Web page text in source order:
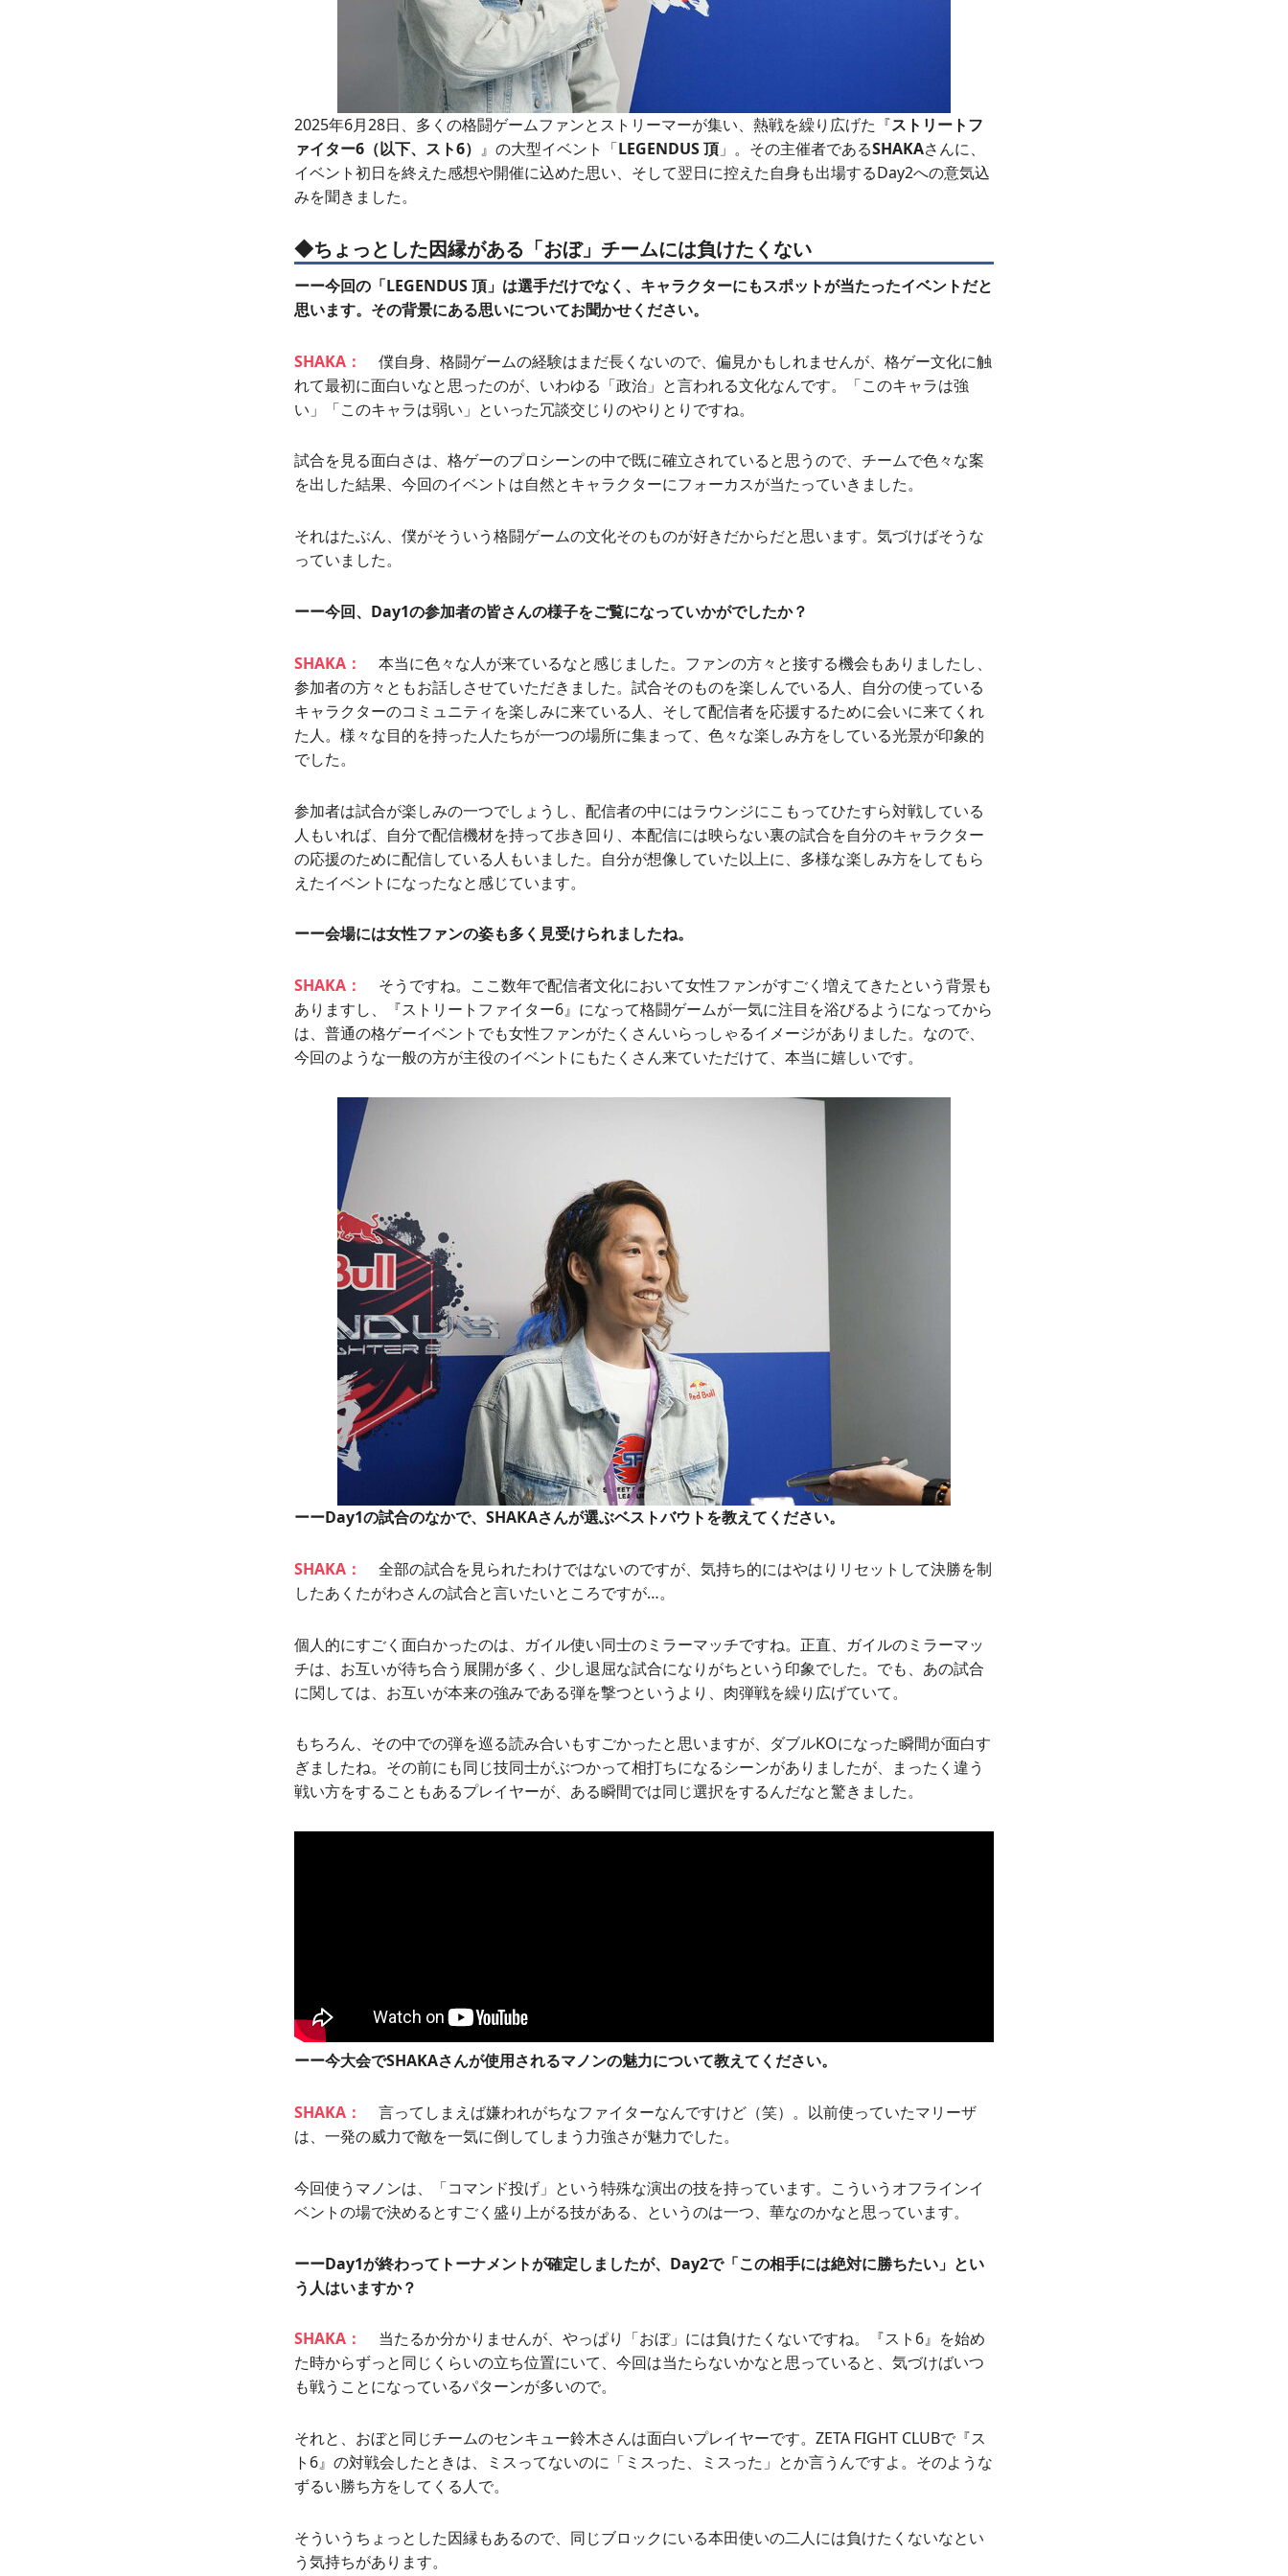
2025年6月28日、多くの格闘ゲームファンとストリーマーが集い、熱戦を繰り広げた『ストリートフ
ァイター6（以下、スト6） 』の大型イベント「LEGENDUS 頂 」。その主催者であるSHAKAさんに、
イベント初日を終えた感想や開催に込めた思い、そして翌日に控えた自身も出場するDay2への意気込
みを聞きました。
◆ちょっとした因縁がある「おぼ」チームには負けたくない
ーー今回の「LEGENDUS 頂」は選手だけでなく、キャラクターにもスポットが当たったイベントだと
思います。その背景にある思いについてお聞かせください。
SHAKA：
僕自身、格闘ゲームの経験はまだ長くないので、偏見かもしれませんが、格ゲー文化に触
れて最初に面白いなと思ったのが、いわゆる「政治」と言われる文化なんです。「このキャラは強
い」「このキャラは弱い」といった冗談交じりのやりとりですね。
試合を見る面白さは、格ゲーのプロシーンの中で既に確立されていると思うので、チームで色々な案
を出した結果、今回のイベントは自然とキャラクターにフォーカスが当たっていきました。
それはたぶん、僕がそういう格闘ゲームの文化そのものが好きだからだと思います。気づけばそうな
っていました。
ーー今回、Day1の参加者の皆さんの様子をご覧になっていかがでしたか？
SHAKA：
本当に色々な人が来ているなと感じました。ファンの方々と接する機会もありましたし、
参加者の方々ともお話しさせていただきました。試合そのものを楽しんでいる人、自分の使っている
キャラクターのコミュニティを楽しみに来ている人、そして配信者を応援するために会いに来てくれ
た人。様々な目的を持った人たちが一つの場所に集まって、色々な楽しみ方をしている光景が印象的
でした。
参加者は試合が楽しみの一つでしょうし、配信者の中にはラウンジにこもってひたすら対戦している
人もいれば、自分で配信機材を持って歩き回り、本配信には映らない裏の試合を自分のキャラクター
の応援のために配信している人もいました。自分が想像していた以上に、多様な楽しみ方をしてもら
えたイベントになったなと感じています。
ーー会場には女性ファンの姿も多く見受けられましたね。
SHAKA：
そうですね。ここ数年で配信者文化において女性ファンがすごく増えてきたという背景も
ありますし、『ストリートファイター6』になって格闘ゲームが一気に注目を浴びるようになってから
は、普通の格ゲーイベントでも女性ファンがたくさんいらっしゃるイメージがありました。なので、
今回のような一般の方が主役のイベントにもたくさん来ていただけて、本当に嬉しいです。
ーーDay1の試合のなかで、SHAKAさんが選ぶベストバウトを教えてください。
SHAKA：
全部の試合を見られたわけではないのですが、気持ち的にはやはりリセットして決勝を制
したあくたがわさんの試合と言いたいところですが…。
個人的にすごく面白かったのは、ガイル使い同士のミラーマッチですね。正直、ガイルのミラーマッ
チは、お互いが待ち合う展開が多く、少し退屈な試合になりがちという印象でした。でも、あの試合
に関しては、お互いが本来の強みである弾を撃つというより、肉弾戦を繰り広げていて。
もちろん、その中での弾を巡る読み合いもすごかったと思いますが、ダブルKOになった瞬間が面白す
ぎましたね。その前にも同じ技同士がぶつかって相打ちになるシーンがありましたが、まったく違う
戦い方をすることもあるプレイヤーが、ある瞬間では同じ選択をするんだなと驚きました。
ーー今大会でSHAKAさんが使用されるマノンの魅力について教えてください。
SHAKA：
言ってしまえば嫌われがちなファイターなんですけど（笑）。以前使っていたマリーザ
は、一発の威力で敵を一気に倒してしまう力強さが魅力でした。
今回使うマノンは、「コマンド投げ」という特殊な演出の技を持っています。こういうオフラインイ
ベントの場で決めるとすごく盛り上がる技がある、というのは一つ、華なのかなと思っています。
ーーDay1が終わってトーナメントが確定しましたが、Day2で「この相手には絶対に勝ちたい」とい
う人はいますか？
SHAKA：
当たるか分かりませんが、やっぱり「おぼ」には負けたくないですね。『スト6』を始め
た時からずっと同じくらいの立ち位置にいて、今回は当たらないかなと思っていると、気づけばいつ
も戦うことになっているパターンが多いので。
それと、おぼと同じチームのセンキュー鈴木さんは面白いプレイヤーです。ZETA FIGHT CLUBで『ス
ト6』の対戦会したときは、ミスってないのに「ミスった、ミスった」とか言うんですよ。そのような
ずるい勝ち方をしてくる人で。
そういうちょっとした因縁もあるので、同じブロックにいる本田使いの二人には負けたくないなとい
う気持ちがあります。